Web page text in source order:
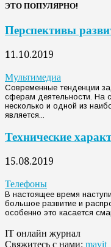
ЭТО ПОПУЛЯРНО!
Перспективы
11.10.2019
Мультимедиа
Современные тенденции
сферам деятельности. На
несколько и одной из
является...
Технические
15.08.2019
Телефоны
В настоящее время
большое развитие и
особенно это касается
IT онлайн журнал
Свяжитесь с нами: